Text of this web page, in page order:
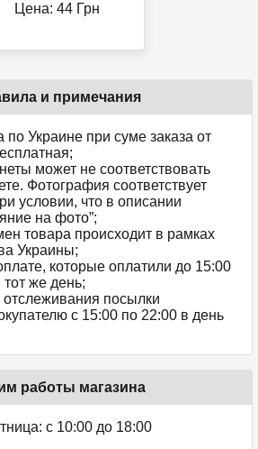
Цена: 44Грн
и примечания
по Украине при суме заказа от
может не соответствовать
Фотография соответствует
условии, что в описании
на фото”;
товара происходит в рамках
Украины;
которые оплатили до 15:00
же день;
посылки
с 15:00 по 22:00 в день
работы магазина
с 10:00 до 18:00